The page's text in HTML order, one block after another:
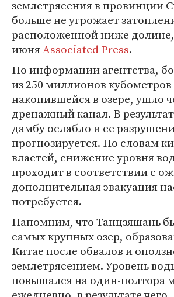
землетрясения в провинции
больше не угрожает
расположенной ниже
июняAssociated Press.
По информации агентства,
из 250 миллионов
накопившейся в озере, ушло
дренажный канал. В
дамбу ослабло и ее
прогнозируется. По словам
властей, снижение уровня
проходит в соответствии с
дополнительная эвакуация
потребуется.
Напомним, что Танцзяшань
самых крупных озер,
Китае после обвалов и
землетрясением. Уровень
повышался на один-полтора